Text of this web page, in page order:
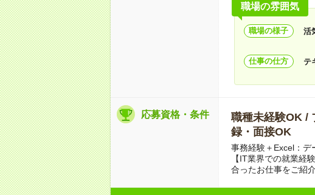
職場の雰囲気
職場の様子 活
仕事の仕方 テ
応募資格・条件
職種未経験OK /
録・面接OK
事務経験＋Excel：デ
【IT業界での就業経
合ったお仕事をご紹